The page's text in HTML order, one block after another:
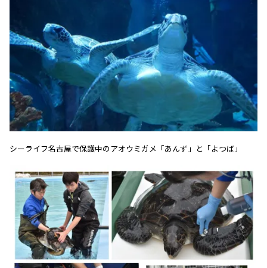
シーライフ名古屋で保護中のアオウミガメ「あんず」と「よつば」